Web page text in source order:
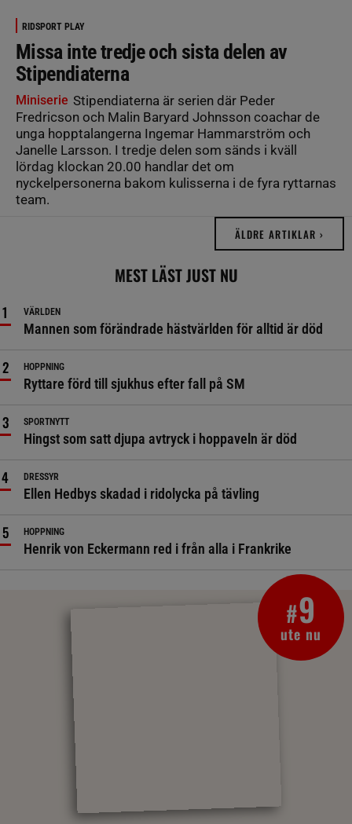
RIDSPORT PLAY
Missa inte tredje och sista delen av
Stipendiaterna
Miniserie Stipendiaterna är serien där Peder
Fredricson och Malin Baryard Johnsson coachar de
unga hopptalangerna Ingemar Hammarström och
Janelle Larsson. I tredje delen som sänds i kväll
lördag klockan 20.00 handlar det om
nyckelpersonerna bakom kulisserna i de fyra ryttarnas
team.
ÄLDRE ARTIKLAR ›
MEST LÄST JUST NU
VÄRLDEN
Mannen som förändrade hästvärlden för alltid är död
HOPPNING
Ryttare förd till sjukhus efter fall på SM
SPORTNYTT
Hingst som satt djupa avtryck i hoppaveln är död
DRESSYR
Ellen Hedbys skadad i ridolycka på tävling
HOPPNING
Henrik von Eckermann red i från alla i Frankrike
#9
ute nu